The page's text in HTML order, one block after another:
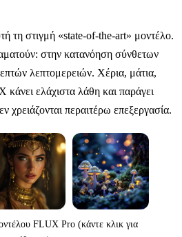
τη στιγμή «state-of-the-art» μοντέλο.
στην κατανόηση σύνθετων
λεπτομερειών. Χέρια, μάτια,
ελάχιστα λάθη και παράγει
χρειάζονται περαιτέρω επεξεργασία.
FLUX Pro (κάντε κλικ για